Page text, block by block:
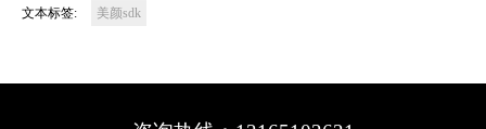
文本标签: 美颜sdk